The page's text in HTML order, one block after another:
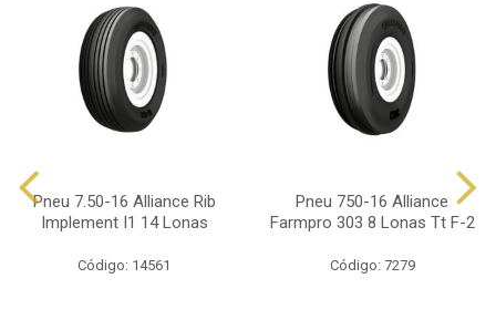
Pneu 7.50-16 Alliance Rib
Implement I1 14 Lonas
Código: 14561
Pneu 750-16 Alliance
Farmpro 303 8 Lonas Tt F-2
Código: 7279